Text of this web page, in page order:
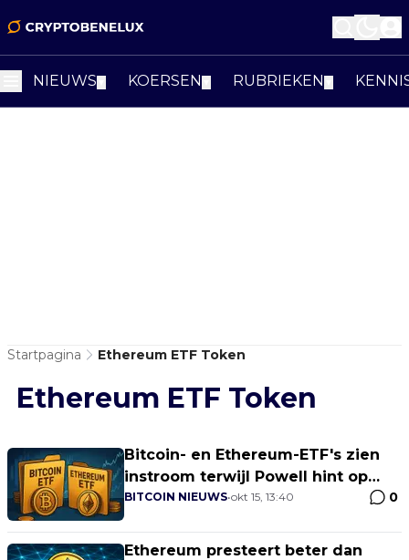
NIEUWS KOERSEN RUBRIEKEN
Startpagina Ethereum ETF Token
Ethereum ETF Token
Bitcoin- en Ethereum-ETF's zien
instroom terwijl Powell hint op
renteverlaging
BITCOIN NIEUWS•okt 15, 13:40 0
Ethereum presteert beter dan